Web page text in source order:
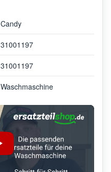
Candy
31001197
31001197
Waschmaschine